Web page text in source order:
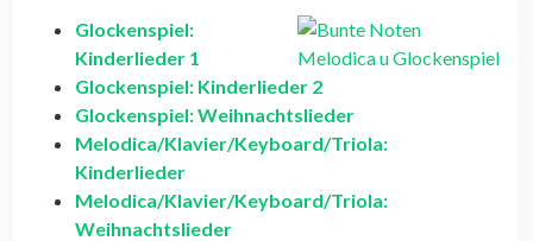
Glockenspiel:
Kinderlieder 1
Glockenspiel: Kinderlieder 2
Glockenspiel: Weihnachtslieder
Melodica/Klavier/Keyboard/Triola:
Kinderlieder
Melodica/Klavier/Keyboard/Triola:
Weihnachtslieder